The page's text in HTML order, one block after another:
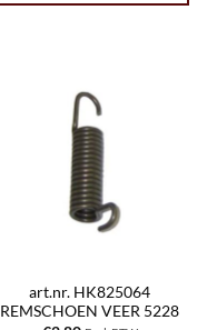
art.nr. HK825064
REMSCHOEN VEER 5228